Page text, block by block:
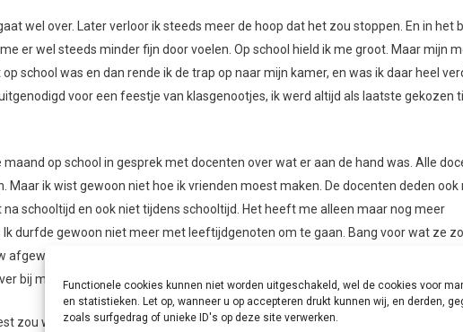
Functionele cookies kunnen niet worden uitgeschakeld, wel de cookies voor
en statistieken. Let op, wanneer u op accepteren drukt kunnen wij, en derden,
zoals surfgedrag of unieke ID's op deze site verwerken.
wel over. Later verloor ik steeds meer de hoop dat het zou stoppen. En in het
er wel steeds minder fijn door voelen. Op school hield ik me groot. Maar mijn
school was en dan rende ik de trap op naar mijn kamer, en was ik daar heel
voor een feestje van klasgenootjes, ik werd altijd als laatste gekozen
op school in gesprek met docenten over wat er aan de hand was. Alle
Maar ik wist gewoon niet hoe ik vrienden moest maken. De docenten deden ook
schooltijd en ook niet tijdens schooltijd. Het heeft me alleen maar nog meer
durfde gewoon niet meer met leeftijdgenoten om te gaan. Bang voor wat ze
te worden. Ik was aan het eind van de basisschool zo verdrietig, dat ik
bij mijn opa in de hemel zou willen zijn.
zou worden en vrienden zou maken. Ik ben ook naar een school in Lelystad